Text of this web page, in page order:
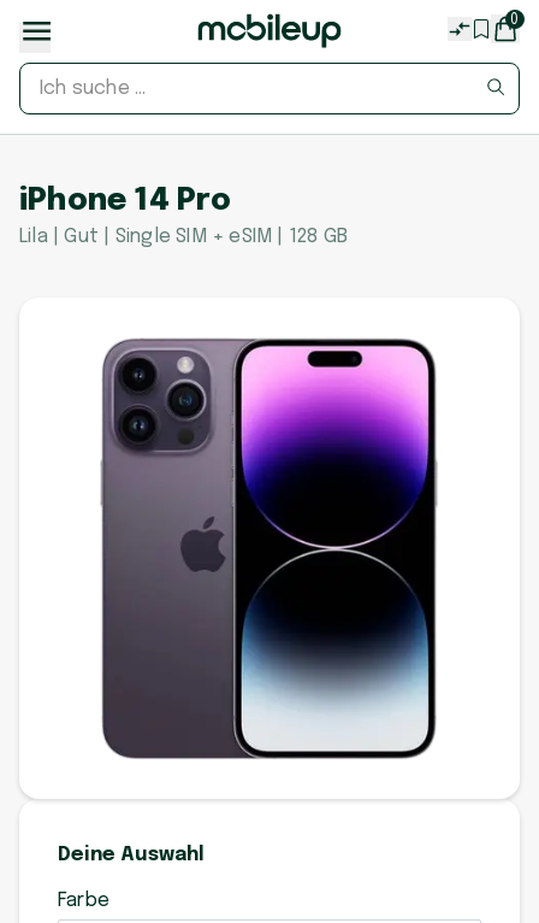
0
iPhone 14 Pro
Lila | Gut | Single SIM + eSIM | 128 GB
Deine Auswahl
Farbe